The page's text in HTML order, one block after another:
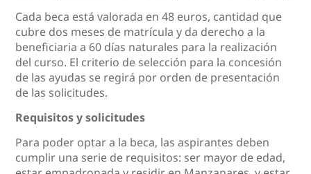
Cada beca está valorada en 48 euros, cantidad que
cubre dos meses de matrícula y da derecho a la
beneficiaria a 60 días naturales para la realización
del curso. El criterio de selección para la concesión
de las ayudas se regirá por orden de presentación
de las solicitudes.
Requisitos y solicitudes
Para poder optar a la beca, las aspirantes deben
cumplir una serie de requisitos: ser mayor de edad,